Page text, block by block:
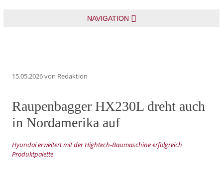
NAVIGATION
15.05.2026von Redaktion
Raupenbagger HX230L dreht auch
in Nordamerika auf
Hyundai erweitert mit der Hightech-Baumaschine erfolgreich
Produktpalette